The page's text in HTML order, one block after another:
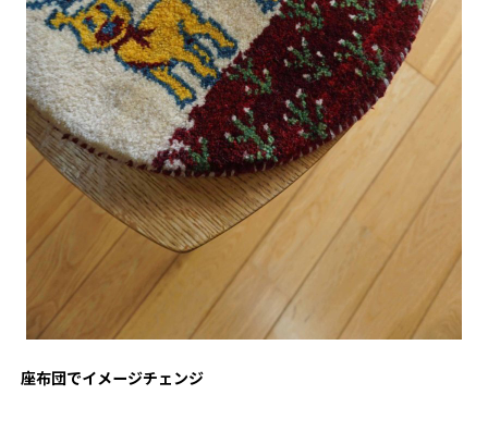
座布団でイメージチェンジ